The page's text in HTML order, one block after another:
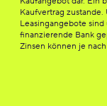
Kaufvertrag
Leasingangebote
finanzierende Bank
Zinsen können je